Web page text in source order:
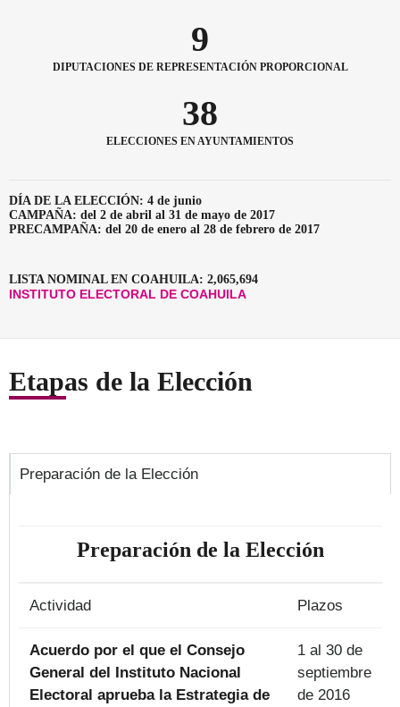
9
DIPUTACIONES DE REPRESENTACIÓN PROPORCIONAL
38
ELECCIONES EN AYUNTAMIENTOS
DÍA DE LA ELECCIÓN: 4 de junio
CAMPAÑA: del 2 de abril al 31 de mayo de 2017
PRECAMPAÑA: del 20 de enero al 28 de febrero de 2017
LISTA NOMINAL EN COAHUILA: 2,065,694
INSTITUTO ELECTORAL DE COAHUILA
Etapas de la Elección
Preparación de la Elección
Preparación de la Elección
Actividad Plazos
Acuerdo por el que el Consejo
General del Instituto Nacional
Electoral aprueba la Estrategia de
1 al 30 de
septiembre
de 2016